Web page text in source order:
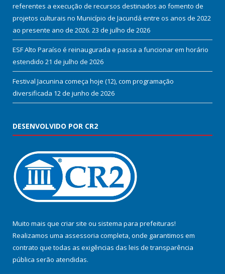
referentes a execução de recursos destinados ao fomento de
projetos culturais no Município de Jacundá entre os anos de 2022
ao presente ano de 2026. 23 de julho de 2026
ESF Alto Paraíso é reinaugurada e passa a funcionar em horário
estendido 21 de julho de 2026
Festival Jacunina começa hoje (12), com programação
diversificada 12 de junho de 2026
DESENVOLVIDO POR CR2
Muito mais que criar site ou sistema para prefeituras!
Realizamos uma assessoria completa, onde garantimos em
contrato que todas as exigências das leis de transparência
pública serão atendidas.